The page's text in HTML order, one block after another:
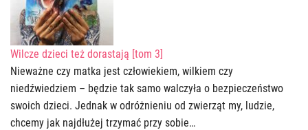
Wilcze dzieci też dorastają [tom 3]
Nieważne czy matka jest człowiekiem, wilkiem czy
niedźwiedziem – będzie tak samo walczyła o bezpieczeństwo
swoich dzieci. Jednak w odróżnieniu od zwierząt my, ludzie,
chcemy jak najdłużej trzymać przy sobie…